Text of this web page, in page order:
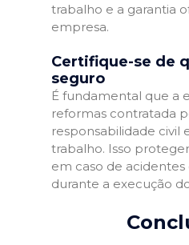
trabalho e a garantia
empresa.
Certifique-se de
seguro
É fundamental que a
reformas contratada
responsabilidade civil
trabalho. Isso
em caso de acidentes
durante a execução